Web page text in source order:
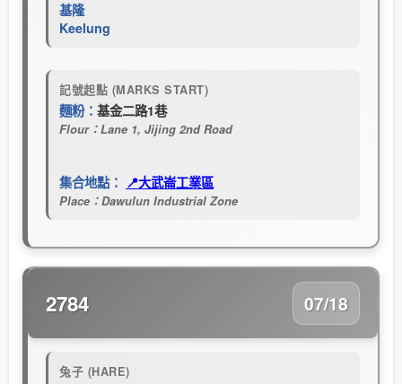
基隆
Keelung
記號起點 (MARKS START)
麵粉： 基金二路1巷
Flour：Lane 1, Jijing 2nd Road
集合地點： 📍大武崙工業區
Place：Dawulun Industrial Zone
2784 07/18
兔子 (HARE)